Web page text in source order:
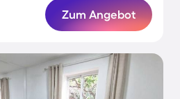
Zum Angebot